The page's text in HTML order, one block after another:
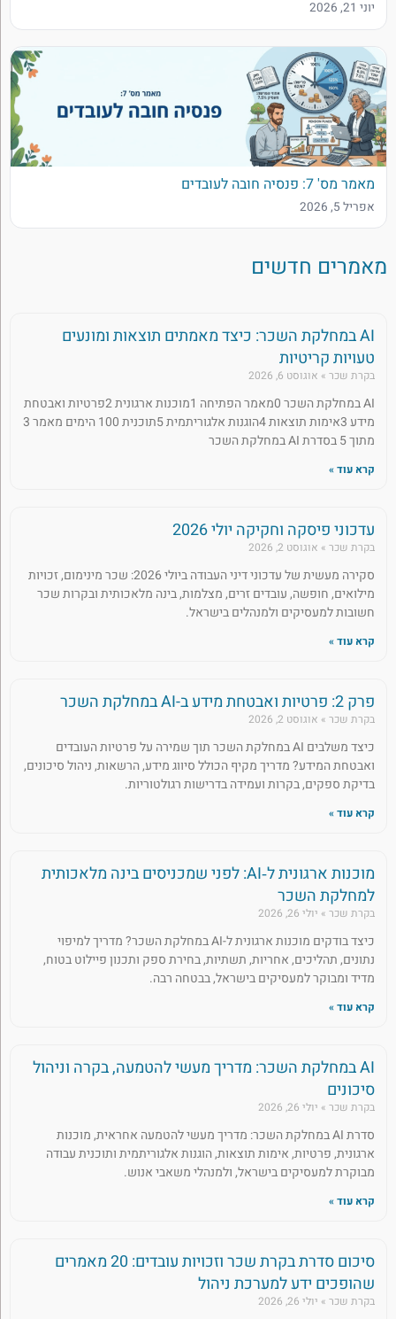
יוני 21, 2026
מאמר מס' 7: פנסיה חובה לעובדים
אפריל 5, 2026
מאמרים חדשים
AI במחלקת השכר: כיצד מאמתים תוצאות ומונעים
טעויות קריטיות
בקרת שכר אוגוסט 6, 2026
AI במחלקת השכר 0מאמר הפתיחה 1מוכנות ארגונית 2פרטיות ואבטחת
מידע 3אימות תוצאות 4הוגנות אלגוריתמית 5תוכנית 100 הימים מאמר 3
מתוך 5 בסדרת AI במחלקת השכר
קרא עוד »
עדכוני פיסקה וחקיקה יולי 2026
בקרת שכר אוגוסט 2, 2026
סקירה מעשית של עדכוני דיני העבודה ביולי 2026: שכר מינימום, זכויות
מילואים, חופשה, עובדים זרים, מצלמות, בינה מלאכותית ובקרות שכר
חשובות למעסיקים ולמנהלים בישראל.
קרא עוד »
פרק 2: פרטיות ואבטחת מידע ב-AI במחלקת השכר
בקרת שכר אוגוסט 2, 2026
כיצד משלבים AI במחלקת השכר תוך שמירה על פרטיות העובדים
ואבטחת המידע? מדריך מקיף הכולל סיווג מידע, הרשאות, ניהול סיכונים,
בדיקת ספקים, בקרות ועמידה בדרישות רגולטוריות.
קרא עוד »
מוכנות ארגונית ל‑AI: לפני שמכניסים בינה מלאכותית
למחלקת השכר
בקרת שכר יולי 26, 2026
כיצד בודקים מוכנות ארגונית ל-AI במחלקת השכר? מדריך למיפוי
נתונים, תהליכים, אחריות, תשתיות, בחירת ספק ותכנון פיילוט בטוח,
מדיד ומבוקר למעסיקים בישראל, בבטחה רבה.
קרא עוד »
AI במחלקת השכר: מדריך מעשי להטמעה, בקרה וניהול
סיכונים
בקרת שכר יולי 26, 2026
סדרת AI במחלקת השכר: מדריך מעשי להטמעה אחראית, מוכנות
ארגונית, פרטיות, אימות תוצאות, הוגנות אלגוריתמית ותוכנית עבודה
מבוקרת למעסיקים בישראל, ולמנהלי משאבי אנוש.
קרא עוד »
סיכום סדרת בקרת שכר וזכויות עובדים: 20 מאמרים
שהופכים ידע למערכת ניהול
בקרת שכר יולי 26, 2026